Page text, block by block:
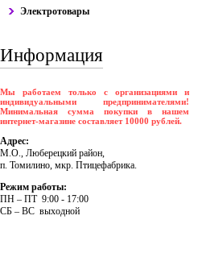
Электротовары
Информация
Мы работаем только с организациями и
индивидуальными предпринимателями!
Минимальная сумма покупки в нашем
интернет-магазине составляет 10000 рублей.
Адрес:
М.О., Люберецкий район,
п. Томилино, мкр. Птицефабрика.
Режим работы:
ПH – ПT 9:00 - 17:00
CБ – BC выходной